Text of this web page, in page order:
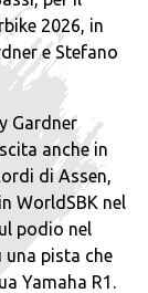
2026, in
e Stefano
Gardner
anche in
di Assen,
WorldSBK nel
podio nel
una pista che
Yamaha R1.